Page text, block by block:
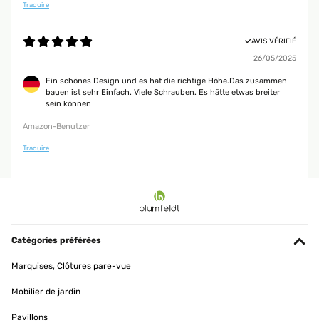
Traduire
AVIS VÉRIFIÉ
26/05/2025
Ein schönes Design und es hat die richtige Höhe.Das zusammen
bauen ist sehr Einfach. Viele Schrauben. Es hätte etwas breiter
sein können
Amazon-Benutzer
Traduire
Catégories préférées
Marquises, Clôtures pare-vue
Mobilier de jardin
Pavillons